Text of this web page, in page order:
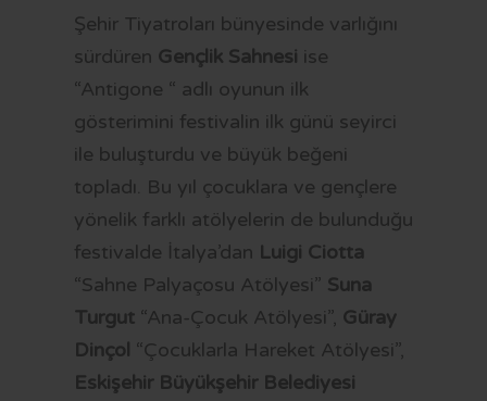
Şehir Tiyatroları bünyesinde varlığını
sürdüren Gençlik Sahnesi ise
“Antigone “ adlı oyunun ilk
gösterimini festivalin ilk günü seyirci
ile buluşturdu ve büyük beğeni
topladı. Bu yıl çocuklara ve gençlere
yönelik farklı atölyelerin de bulunduğu
festivalde İtalya’dan Luigi Ciotta
“Sahne Palyaçosu Atölyesi” Suna
Turgut “Ana-Çocuk Atölyesi”, Güray
Dinçol “Çocuklarla Hareket Atölyesi”,
Eskişehir Büyükşehir Belediyesi